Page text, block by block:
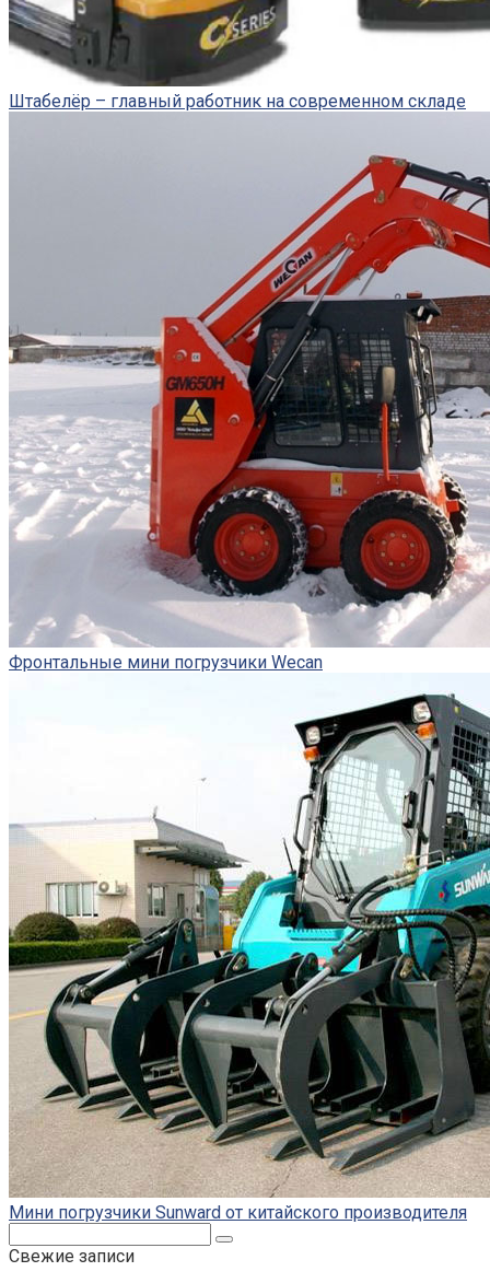
Штабелёр – главный работник на современном складе
Фронтальные мини погрузчики Wecan
Мини погрузчики Sunward от китайского производителя
Свежие записи